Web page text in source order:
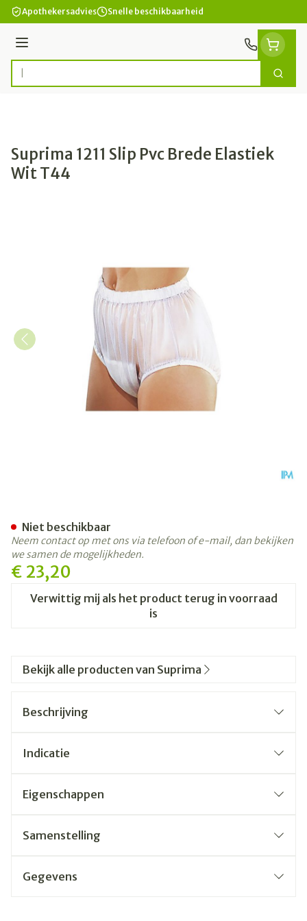
Ga naar de inhoud
Apothekersadvies Snelle beschikbaarheid
Menu
Product, merk, categorie... Zoek
Suprima 1211 Slip Pvc Brede Elastiek
Wit T44
€ 23,20
Verwittig mij als het product terug in voorraad
is
Niet beschikbaar
Neem contact op met ons via telefoon of e-mail, dan bekijken
we samen de mogelijkheden.
Bekijk alle producten van Suprima
Beschrijving
Indicatie
Eigenschappen
Samenstelling
Gegevens